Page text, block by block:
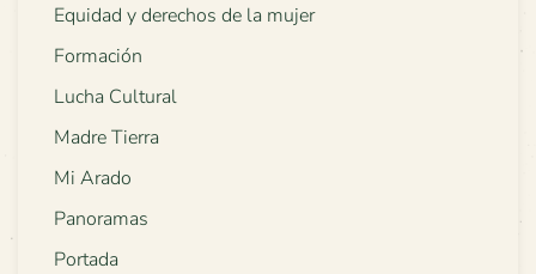
Equidad y derechos de la mujer
Formación
Lucha Cultural
Madre Tierra
Mi Arado
Panoramas
Portada